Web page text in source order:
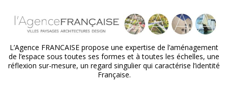
L’Agence FRANCAISE propose une expertise de l’aménagement
de l’espace sous toutes ses formes et à toutes les échelles, une
réflexion sur-mesure, un regard singulier qui caractérise l’identité
Française.